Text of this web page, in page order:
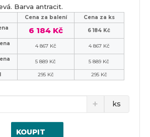
Barva antracit.
Cena za balení
Cena za ks
6 184 Kč
6 184 Kč
4 867 Kč
4 867 Kč
5 889 Kč
5 889 Kč
295 Kč 295 Kč
ks
KOUPIT